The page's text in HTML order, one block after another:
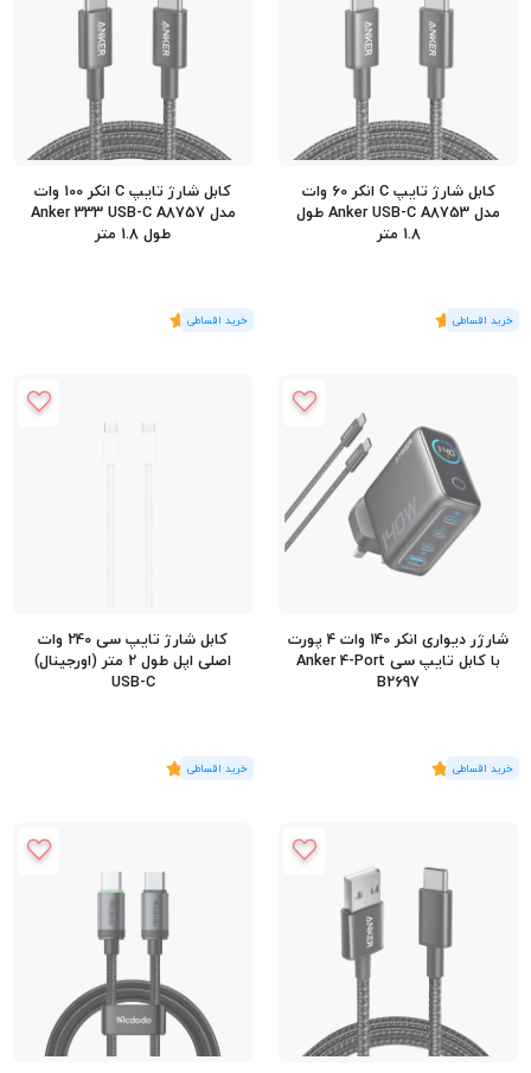
کابل شارژ تایپ C انکر 60 وات
مدل Anker USB-C A8753 طول
1.8 متر
(1رای)
5
کابل شارژ تایپ C انکر 100 وات
مدل Anker 333 USB-C A8757
طول 1.8 متر
(1رای)
5
شارژر دیواری انکر 140 وات 4 پورت
با کابل تایپ سی Anker 4-Port
B2697
(2 رای)
5
کابل شارژ تایپ سی 240 وات
اصلی اپل طول 2 متر (اورجینال)
USB-C
(2 رای)
5